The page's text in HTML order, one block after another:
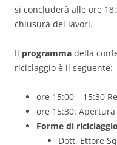
si concluderà alle ore
chiusura dei lavori.
Il programma della
riciclaggio è il seguente:
ore 15:00 – 15:30
ore 15:30:
Forme di
Dott. Ettore